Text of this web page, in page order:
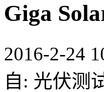
Giga
2016-2-24
自: 光伏测